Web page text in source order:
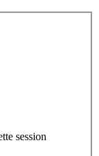
session